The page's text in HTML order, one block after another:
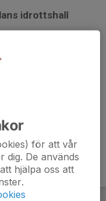
idrottshall
för att vår
dig. De används
hjälpa oss att